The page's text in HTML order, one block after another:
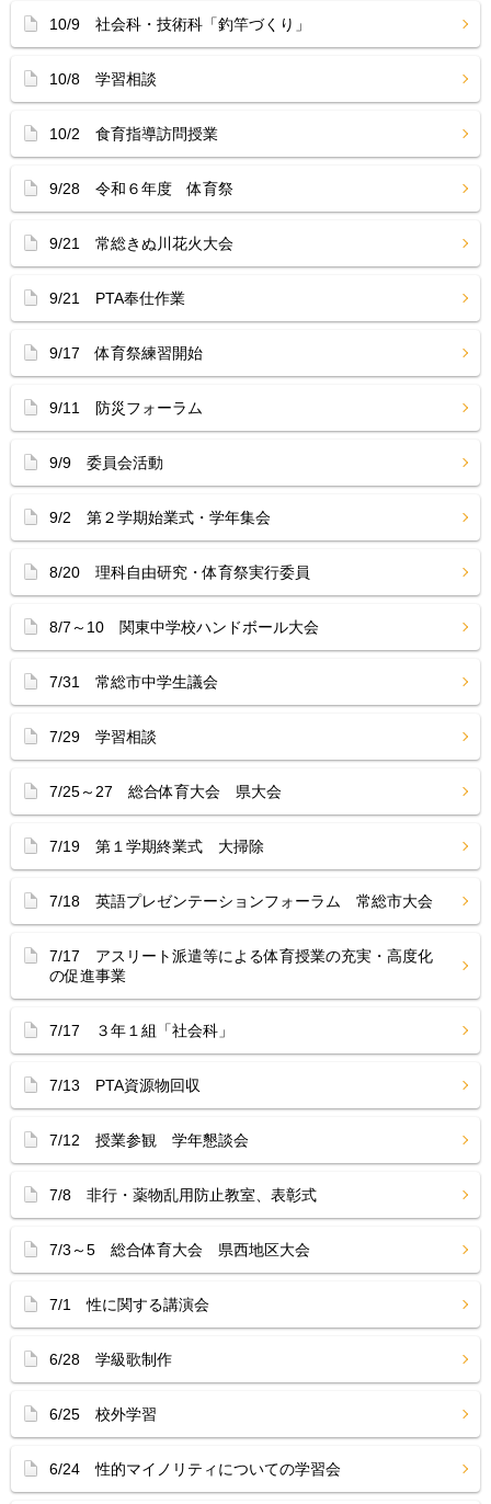
10/9 社会科・技術科「釣竿づくり」
10/8 学習相談
10/2 食育指導訪問授業
9/28 令和６年度 体育祭
9/21 常総きぬ川花火大会
9/21 PTA奉仕作業
9/17 体育祭練習開始
9/11 防災フォーラム
9/9 委員会活動
9/2 第２学期始業式・学年集会
8/20 理科自由研究・体育祭実行委員
8/7～10 関東中学校ハンドボール大会
7/31 常総市中学生議会
7/29 学習相談
7/25～27 総合体育大会 県大会
7/19 第１学期終業式 大掃除
7/18 英語プレゼンテーションフォーラム 常総市大会
7/17 アスリート派遣等による体育授業の充実・高度化
の促進事業
7/17 ３年１組「社会科」
7/13 PTA資源物回収
7/12 授業参観 学年懇談会
7/8 非行・薬物乱用防止教室、表彰式
7/3～5 総合体育大会 県西地区大会
7/1 性に関する講演会
6/28 学級歌制作
6/25 校外学習
6/24 性的マイノリティについての学習会